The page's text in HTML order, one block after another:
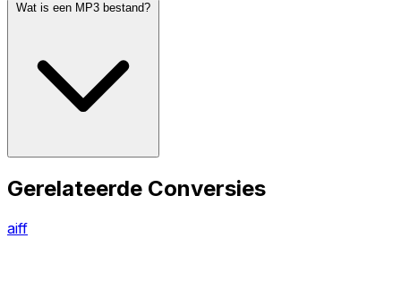
Wat is een MP3 bestand?
Gerelateerde Conversies
aiff